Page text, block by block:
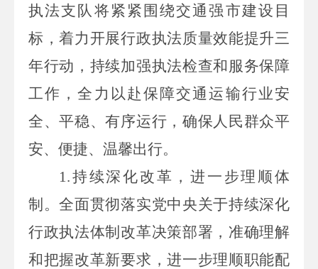
执法支队将紧紧围绕交通强市建设目
标，着力开展行政执法质量效能提升三
年行动，持续加强执法检查和服务保障
工作，全力以赴保障交通运输行业安
全、平稳、有序运行，确保人民群众平
安、便捷、温馨出行。
1.持续深化改革，进一步理顺体
制。全面贯彻落实党中央关于持续深化
行政执法体制改革决策部署，准确理解
和把握改革新要求，进一步理顺职能配